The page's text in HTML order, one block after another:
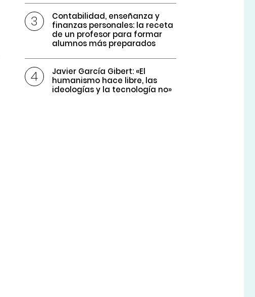
Contabilidad, enseñanza y
finanzas personales: la receta
de un profesor para formar
alumnos más preparados
Javier García Gibert: «El
humanismo hace libre, las
ideologías y la tecnología no»